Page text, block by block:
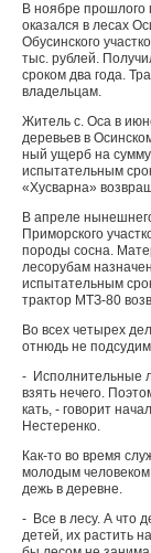
В ноябре прошлого
оказался в лесах
Обусинского
тыс. рублей.
сроком два года.
вла­дельцам.
Житель с. Оса в
деревьев в
ный ущерб на сумму
испытательным
«Хусвар­на»
В апреле
Приморского
породы сосна.
лесорубам
испытательным
трактор МТЗ-80
Во всех четырех
отнюдь не
- Исполнительные
взять нечего.
кать, - говорит
Нестеренко.
Как-то во время
молодым
дежь в деревне.
- Все в лесу. А что
детей, их ра­стить